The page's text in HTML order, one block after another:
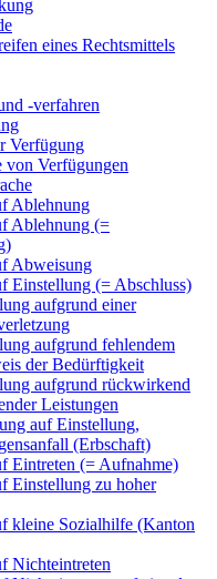
eines Rechtsmittels
-verfahren
Verfügung
von Verfügungen
Ablehnung
Ablehnung (=
Abweisung
Einstellung (= Abschluss)
aufgrund einer
aufgrund fehlendem
der Bedürftigkeit
aufgrund rückwirkend
Leistungen
auf Einstellung,
(Erbschaft)
Eintreten (= Aufnahme)
Einstellung zu hoher
kleine Sozialhilfe (Kanton
Nichteintreten